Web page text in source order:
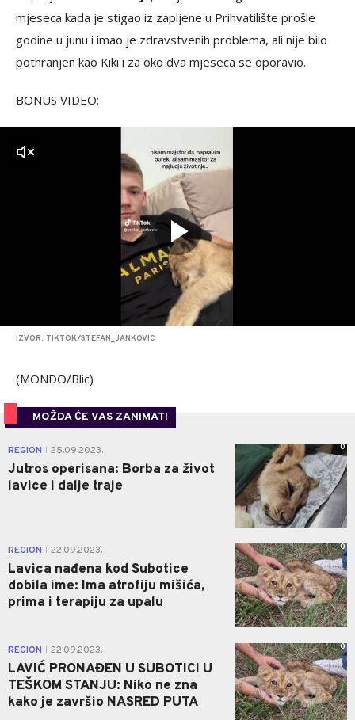
mjeseca kada je stigao iz zapljene u Prihvatilište prošle
godine u junu i imao je zdravstvenih problema, ali nije bilo
pothranjen kao Kiki i za oko dva mjeseca se oporavio.
BONUS VIDEO:
IZVOR: TIKTOK/STEFAN_JANKOVIC
(MONDO/Blic)
MOŽDA ĆE VAS ZANIMATI
REGION 25.09.2023.
Jutros operisana: Borba za život
lavice i dalje traje
0
REGION 22.09.2023.
Lavica nađena kod Subotice
dobila ime: Ima atrofiju mišića,
prima i terapiju za upalu
0
REGION 22.09.2023.
LAVIĆ PRONAĐEN U SUBOTICI U
TEŠKOM STANJU: Niko ne zna
kako je završio NASRED PUTA
0